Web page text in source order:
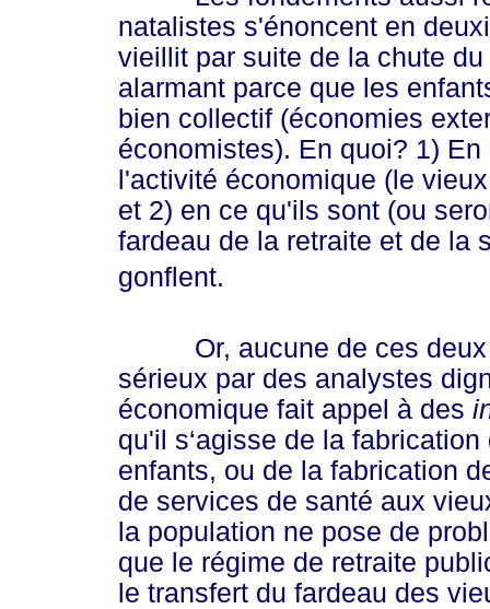
natalistes s'énoncent en
vieillit par suite de la chute
alarmant parce que les
bien collectif (économies
économistes). En quoi? 1)
l'activité économique (le
et 2) en ce qu'ils sont (ou
fardeau de la retraite et de la
gonflent.
Or, aucune de ces deux
sérieux par des analystes
économique fait appel à des
qu'il s‘agisse de la
enfants, ou de la fabrication
de services de santé aux
la population ne pose de
que le régime de retraite
le transfert du fardeau des